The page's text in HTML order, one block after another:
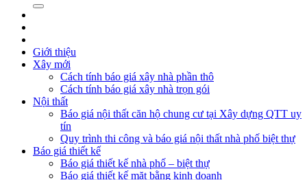
Giới thiệu
Xây mới
Cách tính báo giá xây nhà phần thô
Cách tính báo giá xây nhà trọn gói
Nội thất
Báo giá nội thất căn hộ chung cư tại Xây dựng QTT uy
tín
Quy trình thi công và báo giá nội thất nhà phố biệt thự
Báo giá thiết kế
Báo giá thiết kế nhà phố – biệt thự
Báo giá thiết kế mặt bằng kinh doanh